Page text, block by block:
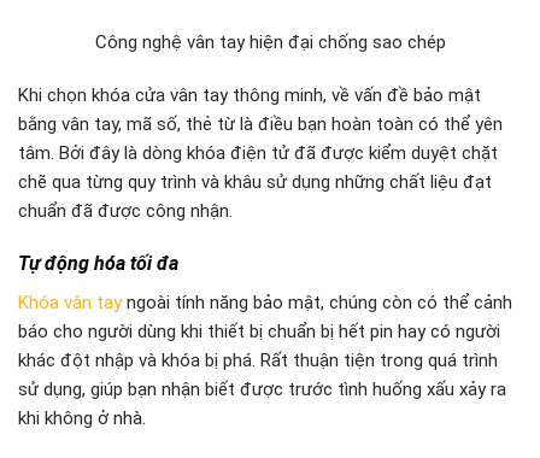
Công nghệ vân tay hiện đại chống sao chép
Khi chọn khóa cửa vân tay thông minh, về vấn đề bảo mật
bằng vân tay, mã số, thẻ từ là điều bạn hoàn toàn có thể yên
tâm. Bởi đây là dòng khóa điện tử đã được kiểm duyệt chặt
chẽ qua từng quy trình và khâu sử dụng những chất liệu đạt
chuẩn đã được công nhận.
Tự động hóa tối đa
Khóa vân tayngoài tính năng bảo mật, chúng còn có thể cảnh
báo cho người dùng khi thiết bị chuẩn bị hết pin hay có người
khác đột nhập và khóa bị phá. Rất thuận tiện trong quá trình
sử dụng, giúp bạn nhận biết được trước tình huống xấu xảy ra
khi không ở nhà.